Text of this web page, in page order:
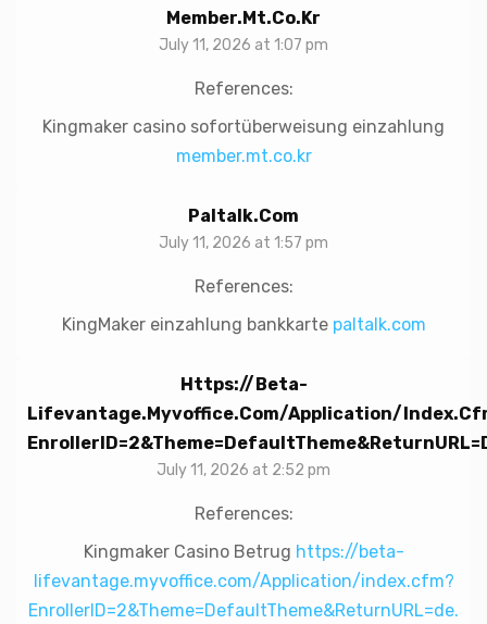
Member.mt.co.kr
July 11, 2026 at 1:07 pm
References:
Kingmaker casino sofortüberweisung einzahlung
member.mt.co.kr
Paltalk.com
July 11, 2026 at 1:57 pm
References:
KingMaker einzahlung bankkarte paltalk.com
Https://beta-
Lifevantage.myvoffice.com/Application/
July 11, 2026 at 2:52 pm
References:
Kingmaker Casino Betrug https://beta-
lifevantage.myvoffice.com/Application/index.cfm?
EnrollerID=2&Theme=DefaultTheme&ReturnURL=de.